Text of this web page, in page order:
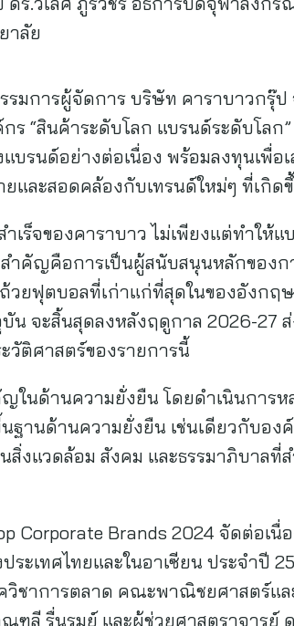
าลัย
มการผู้จัดการ บริษัท คาราบาวกรุ๊ป
“สินค้าระดับโลก แบรนด์ระดับโลก
บรนด์อย่างต่อเนื่อง พร้อมลงทุนเพื่อ
และสอดคล้องกับเทรนด์ใหม่ๆ ที่เกิด
ร็จของคาราบาว ไม่เพียงแต่ทำให้แ
ำคัญคือการเป็นผู้สนับสนุนหลักของก
ถ้วยฟุตบอลที่เก่าแก่ที่สุดในของอังก
จะสิ้นสุดลงหลังฤดูกาล 2026-27
วัติศาสตร์ของรายการนี้
นด้านความยั่งยืน โดยดำเนินการห
านด้านความยั่งยืน เช่นเดียวกับอง
สิ่งแวดล้อม สังคม และธรรมาภิบาล
Corporate Brands 2024 จัดต่อเ
ระเทศไทยและในอาเซียน ประจำปี
วิชาการตลาด คณะพาณิชยศาสตร์แ
ลี รื่นรมย์ และผู้ช่วยศาสตราจารย์ ด